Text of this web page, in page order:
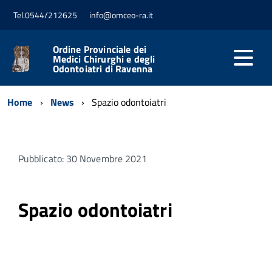
Tel.0544/212625 info@omceo-ra.it
Ordine Provinciale dei
Medici Chirurghi e degli
Odontoiatri di Ravenna
Home News Spazio odontoiatri
Pubblicato: 30 Novembre 2021
Spazio odontoiatri